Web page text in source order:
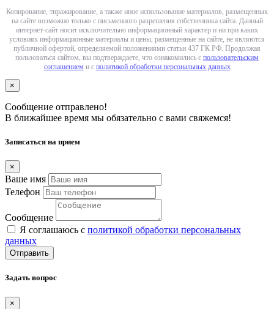
Копирование, тиражирование, а также иное использование материалов, размещенных
на сайте возможно только с письменного разрешения собственника сайта. Данный
интернет-сайт носит исключительно информационный характер и ни при каких
условиях информационные материалы и цены, размещенные на сайте, не являются
публичной офертой, определяемой положениями статьи 437 ГК РФ. Продолжая
пользоваться сайтом, вы подтверждаете, что ознакомились с пользовательским
соглашением и с политикой обработки персональных данных
×
Сообщение отправлено!
В ближайшее время мы обязательно с вами свяжемся!
Записаться на прием
×
Ваше имя
Телефон
Сообщение
Я соглашаюсь с политикой обработки персональных
данных
Отправить
Задать вопрос
×